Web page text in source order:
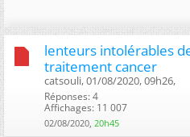
lenteurs intolérables
traitement cancer
catsouli, 01/08/2020, 09h26, ‎
Réponses: 4
Affichages: 11 007
02/08/2020, 20h45